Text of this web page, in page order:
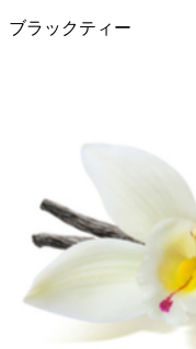
ブラックティー